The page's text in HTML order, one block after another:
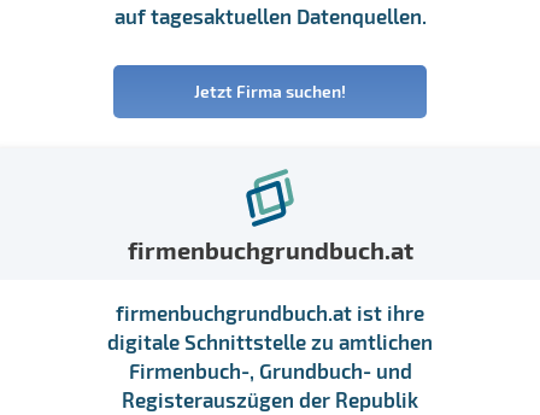
auf tagesaktuellen Datenquellen.
Jetzt Firma suchen!
firmenbuchgrundbuch.at
firmenbuchgrundbuch.at ist ihre
digitale Schnittstelle zu amtlichen
Firmenbuch-, Grundbuch- und
Registerauszügen der Republik